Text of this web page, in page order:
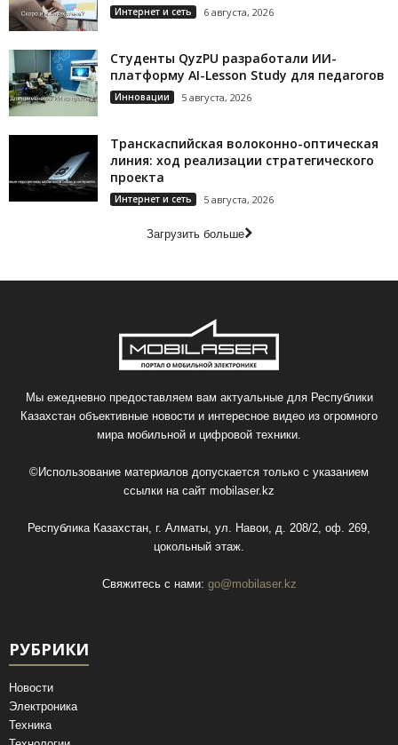
Интернет и сеть 6 августа, 2026
Студенты QyzPU разработали ИИ-
платформу AI-Lesson Study для педагогов
Инновации 5 августа, 2026
Транскаспийская волоконно-оптическая
линия: ход реализации стратегического
проекта
Интернет и сеть 5 августа, 2026
Загрузить больше
Мы ежедневно предоставляем вам актуальные для Республики
Казахстан объективные новости и интересное видео из огромного
мира мобильной и цифровой техники.
©Использование материалов допускается только с указанием
ссылки на сайт mobilaser.kz
Республика Казахстан, г. Алматы, ул. Навои, д. 208/2, оф. 269,
цокольный этаж.
Свяжитесь с нами: go@mobilaser.kz
РУБРИКИ
Новости
Электроника
Техника